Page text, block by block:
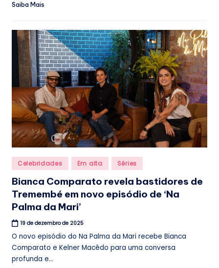
Saiba Mais
Posted
in
Celebridades Em alta Séries
Bianca Comparato revela bastidores de
Tremembé em novo episódio de ‘Na
Palma da Mari’
19 de dezembro de 2025
O novo episódio do Na Palma da Mari recebe Bianca
Comparato e Kelner Macêdo para uma conversa
profunda e...